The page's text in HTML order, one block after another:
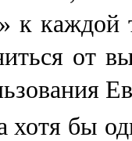
к каждой
от
хотя бы